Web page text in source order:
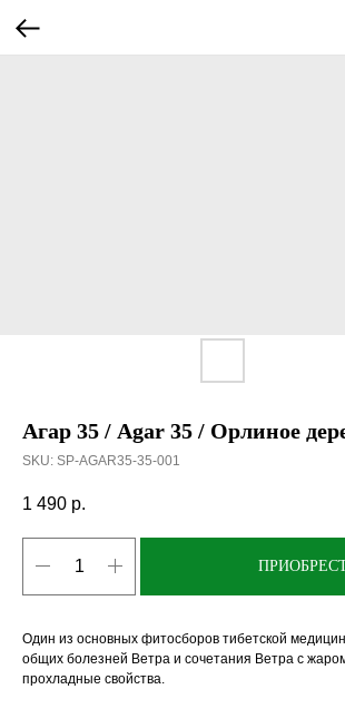
Агар 35 / Agar 35 / Орлиное
SKU: SP-AGAR35-35-001
1 490 р.
Один из основных фитосборов тибетской
общих болезней Ветра и сочетания Ветра с
прохладные свойства.